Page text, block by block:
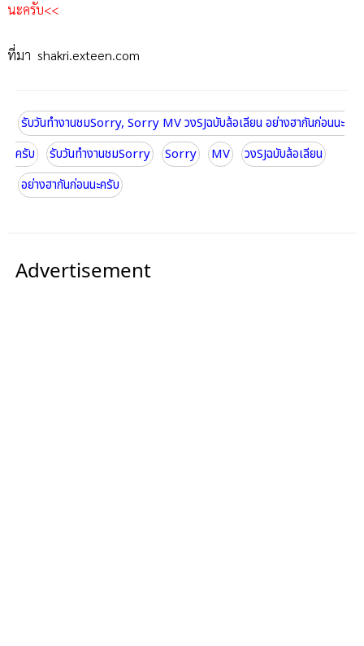
นะครับ<<
ที่มา shakri.exteen.com
รับวันทำงานชมSorry, Sorry MV วงSJฉบับล้อเลียน อย่างฮากันก่อนนะ
ครับ
รับวันทำงานชมSorry Sorry MV
วงSJฉบับล้อเลียน
อย่างฮากันก่อนนะครับ
Advertisement